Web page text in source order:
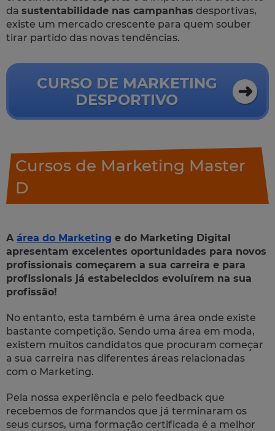
da sustentabilidade nas campanhas desportivas,
existe um mercado crescente para quem souber
tirar partido das novas tendências.
CURSO DE MARKETING
DESPORTIVO
Cursos de Marketing Master
D
A área do Marketing e do Marketing Digital
apresentam excelentes oportunidades para novos
profissionais começarem a sua carreira e para
profissionais já estabelecidos evoluírem na sua
profissão!
No entanto, esta também é uma área onde existe
bastante competição. Sendo uma área em moda,
existem muitos candidatos que procuram começar
a sua carreira nas diferentes áreas relacionadas
com o Marketing.
Pela nossa experiência e pelo feedback que
recebemos de formandos que já terminaram os
seus cursos, uma formação certificada é a melhor